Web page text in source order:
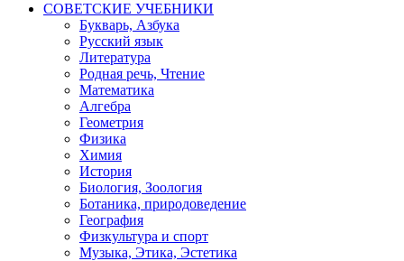
СОВЕТСКИЕ УЧЕБНИКИ
Букварь, Азбука
Русский язык
Литература
Родная речь, Чтение
Математика
Алгебра
Геометрия
Физика
Химия
История
Биология, Зоология
Ботаника, природоведение
География
Физкультура и спорт
Музыка, Этика, Эстетика